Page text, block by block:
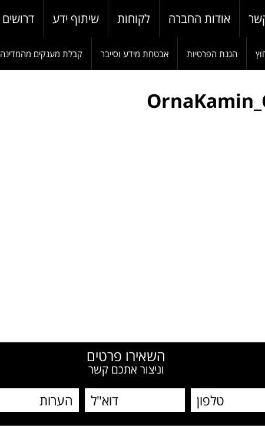
אודות החברה לקוחות שיתוף ידע דרושים
הגנת הפרטיות אבטחת מידע וסייבר קבלת מענקים מהמדינה
השאירו פרטים
וניצור אתכם קשר